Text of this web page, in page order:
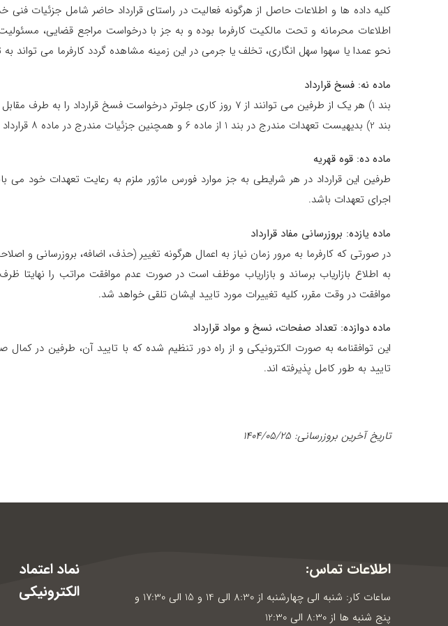
کلیه داده ها و اطلاعات حاصل از هرگونه فعالیت در راستای قرارداد حاضر شامل جزئیات
اطلاعات محرمانه و تحت مالکیت کارفرما بوده و به جز با درخواست مراجع قضایی،
نحو عمدا یا سهوا سهل انگاری، تخلف یا جرمی در این زمینه مشاهده گردد کارفرما می تواند
ماده نه: فسخ قرارداد
بند 1) هر یک از طرفین می توانند از 7 روز کاری جلوتر درخواست فسخ قرارداد را به طرف مقابل اعلام و پس از انجام کامل تعهدات هر دو طرف با توافق طرف مقابل نسبت به فسخ قرارداد اقدام نمایند.
بند 2) بدیهیست تعهدات مندرج در بند 1 از ماده 6 و همچنین جزئیات مندرج در ماده ۸ قرارداد حاضر پس از اتمام یا فسخ قرارداد همچنان به قوت خود باقی خواهد ماند.
ماده ده: قوه قهریه
طرفین این قرارداد در هر شرایطی به جز موارد فورس ماژور ملزم به رعایت تعهدات خود
اجرای تعهدات باشد.
ماده یازده: بروزرسانی مفاد قرارداد
موافقت در وقت مقرر، کلیه تغییرات مورد تایید ایشان تلقی خواهد شد.
ماده دوازده: تعداد صفحات، نسخ و مواد قرارداد
این توافقنامه به صورت الکترونیکی و از راه دور تنظیم شده که با تایید آن، طرفین در
تایید به طور کامل پذیرفته اند.
تاریخ آخرین بروزرسانی: 1404/05/25
اطلاعات تماس:
ساعات کار: شنبه الی چهارشنبه از 8:30 الی 14 و 15 الی 17:30 و
پنج شنبه ها از 8:30 الی 12:30
نماد اعتماد
الکترونیکی